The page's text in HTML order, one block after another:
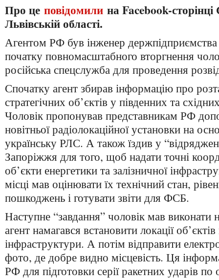
Про це повідомили на Facebook-
Львівській області.
Агентом РФ був інженер
початку повномасштабного вторгнення
російська спецслужба для проведення
Спочатку агент збирав інформацію про
стратегічних об’єктів у південних та
Чоловік пропонував представникам РФ
новітньої радіолокаційної установки на
українську РЛС. А також їздив у
Запоріжжя для того, щоб надати точні
об’єкти енергетики та залізничної
місці мав оцінювати їх технічний стан,
пошкоджень і готувати звіти для ФСБ.
Наступне “завдання” чоловік мав виконати
агент намагався встановити локації
інфраструктури. А потім відправити
фото, де добре видно місцевість. Ця
РФ для підготовки серії ракетних ударів по